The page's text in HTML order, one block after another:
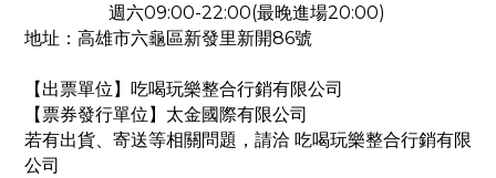
週六09:00-22:00(最晚進場20:00)
地址：高雄市六龜區新發里新開86號
【出票單位】吃喝玩樂整合行銷有限公司
【票券發行單位】太金國際有限公司
若有出貨、寄送等相關問題，請洽 吃喝玩樂整合行銷有限
公司